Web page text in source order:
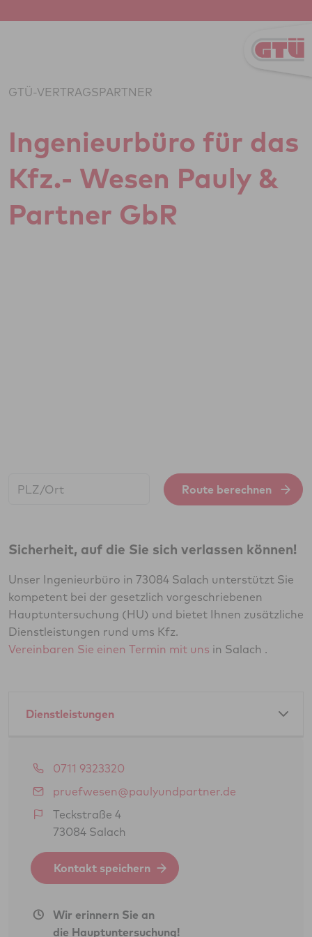
GTÜ-VERTRAGSPARTNER
Inge­ni­eu­r­büro für das
Kfz.- Wesen Pauly &
Partner GbR
Route berechnen
Sicherheit, auf die Sie sich verlassen können!
Unser Ingenieurbüro in 73084 Salach unterstützt Sie
kompetent bei der gesetzlich vorgeschriebenen
Hauptuntersuchung (HU) und bietet Ihnen zusätzliche
Dienstleistungen rund ums Kfz.
Vereinbaren Sie einen Termin mit uns in Salach .
Dienstleistungen
Amtliche Dienstleistungen als GTÜ-Partner:
Hauptuntersuchung Pkw
Abgasuntersuchung
Änderungsabnahme gem. § 19 (3) StVZO
Oldtimerbegutachtung gem. § 23 StVZO
(H-Kennzeichen)
Feinstaubplaketten (Schadstoffplaketten)
0711 9323320
pruefwesen@paulyundpartner.de
Teckstraße 4
73084 Salach
Kontakt speichern
Wir erinnern Sie an
die Hauptuntersuchung!